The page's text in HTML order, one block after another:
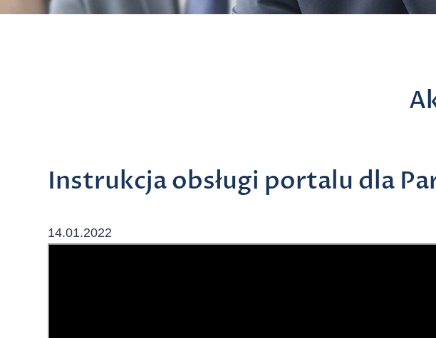
Instrukcja obsługi portalu dla
14.01.2022